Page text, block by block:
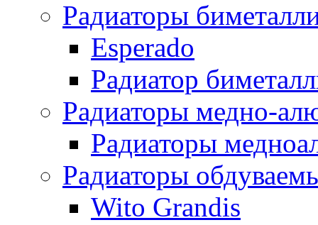
Радиаторы
Esperado
Радиатор
Радиаторы медно-
Радиаторы
Радиаторы
Wito Grandis